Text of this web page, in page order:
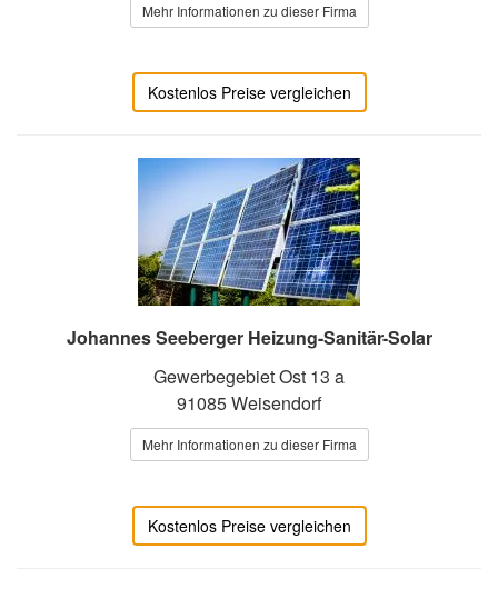
Mehr Informationen zu dieser Firma
Kostenlos Preise vergleichen
Johannes Seeberger Heizung-Sanitär-Solar
Gewerbegebiet Ost 13 a
91085 Weisendorf
Mehr Informationen zu dieser Firma
Kostenlos Preise vergleichen